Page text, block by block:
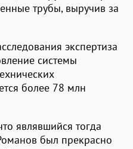
трубы, выручив за
экспертиза
системы
более 78 млн
являвшийся тогда
был прекрасно